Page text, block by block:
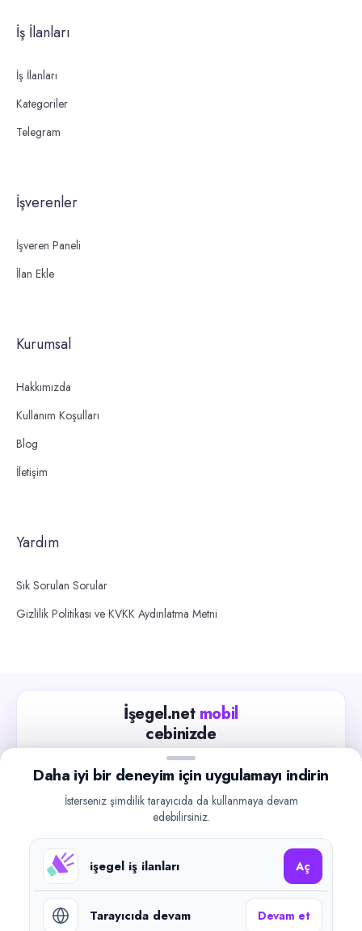
İş İlanları
İş İlanları
Kategoriler
Telegram
İşverenler
İşveren Paneli
İlan Ekle
Kurumsal
Hakkımızda
Kullanım Koşulları
Blog
İletişim
Yardım
Sık Sorulan Sorular
Gizlilik Politikası ve KVKK Aydınlatma Metni
İşegel.net mobil
cebinizde
Güncel iş ilanlarını takip edin, işverenlerle hızlıca
iletişime geçin.
Google Play
©2026işegel.net. Tüm hakları saklıdır.
Daha iyi bir deneyim için uygulamayı indirin
İsterseniz şimdilik tarayıcıda da kullanmaya devam
edebilirsiniz.
işegel iş ilanları Aç
Tarayıcıda devam Devam et